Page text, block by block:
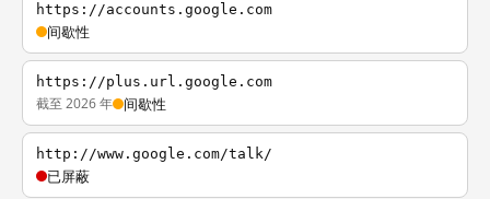
https://accounts.google.com
间歇性
https://plus.url.google.com
截至 2026 年 间歇性
http://www.google.com/talk/
已屏蔽